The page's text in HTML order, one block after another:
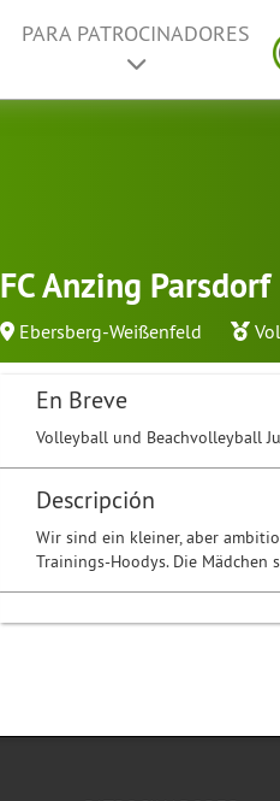
PARA PATROCINADORES
FC Anzing Parsdorf
Ebersberg-Weißenfeld
En Breve
Volleyball und Beachvolleyball
Descripción
Wir sind ein kleiner, aber
Trainings-Hoodys. Die